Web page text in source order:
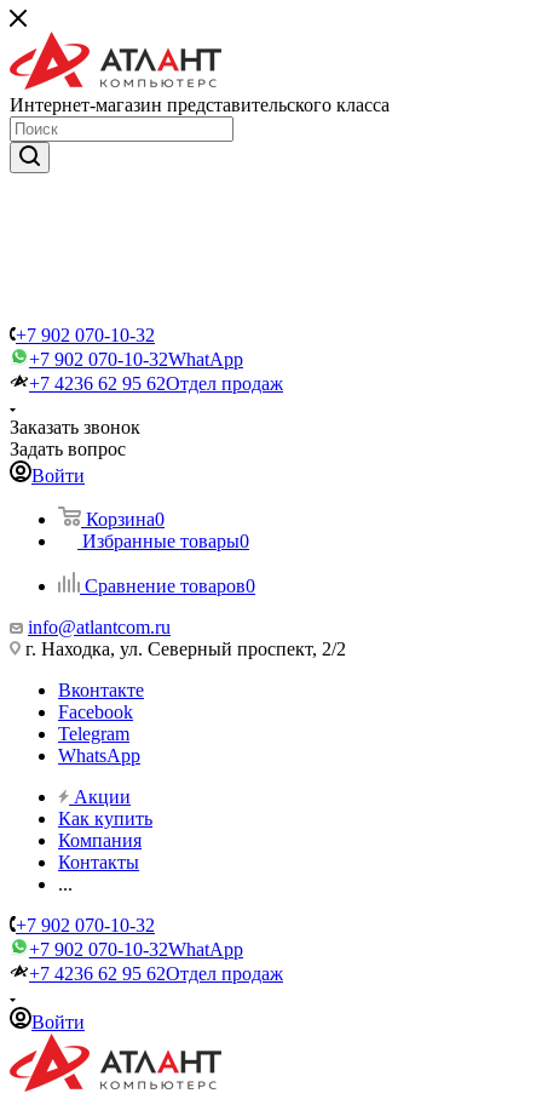
Интернет-магазин представительского класса
+7 902 070-10-32
+7 902 070-10-32WhatApp
+7 4236 62 95 62Отдел продаж
Заказать звонок
Задать вопрос
Войти
Корзина0
Избранные товары0
Сравнение товаров0
info@atlantcom.ru
г. Находка, ул. Северный проспект, 2/2
Вконтакте
Facebook
Telegram
WhatsApp
Акции
Как купить
Компания
Контакты
...
+7 902 070-10-32
+7 902 070-10-32WhatApp
+7 4236 62 95 62Отдел продаж
Войти